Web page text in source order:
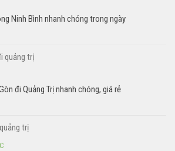
Ninh Bình nhanh chóng trong ngày
đi Quảng Trị nhanh chóng, giá rẻ